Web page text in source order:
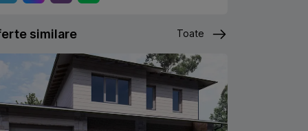
similare Toate